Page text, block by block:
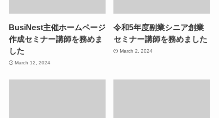
BusiNest主催ホームページ
作成セミナー講師を務めま
した
March 12, 2024
令和5年度副業シニア創業
セミナー講師を務めました
March 2, 2024